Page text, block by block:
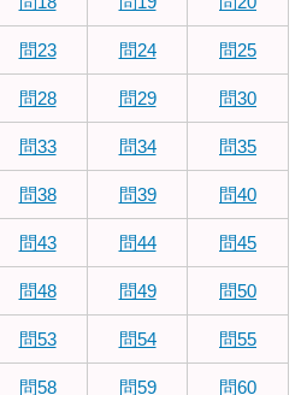
問23 問24 問25
問28 問29 問30
問33 問34 問35
問38 問39 問40
問43 問44 問45
問48 問49 問50
問53 問54 問55
問58 問59 問60